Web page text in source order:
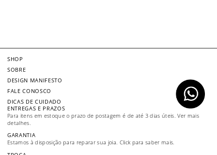
SHOP
SOBRE
DESIGN MANIFESTO
FALE CONOSCO
DICAS DE CUIDADO
ENTREGAS E PRAZOS
Para itens em estoque o prazo de postagem é de até 3 dias úteis. Ver mais
detalhes.
GARANTIA
Estamos à disposição para reparar sua joia. Click para saber mais.